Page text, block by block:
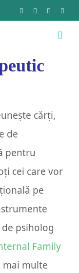
cărți,
de
pentru
cei care vor
pe
psiholog
Family
mai multe